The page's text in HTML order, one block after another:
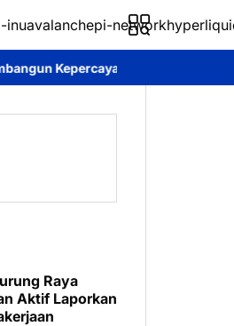
inuavalanchepi-network
Pemkab Murung Raya
Raya
Aktif Laporkan